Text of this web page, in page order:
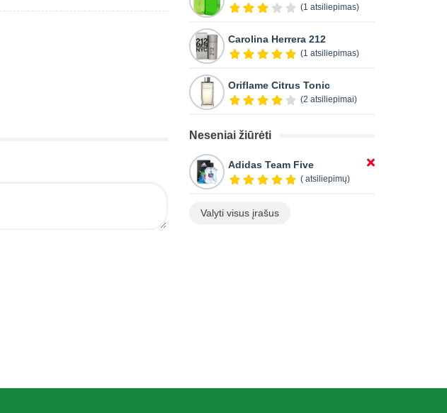
(1 atsiliepimas)
Carolina Herrera 212
(1 atsiliepimas)
Oriflame Citrus Tonic
(2 atsiliepimai)
Neseniai žiūrėti
Adidas Team Five
( atsiliepimų)
Valyti visus įrašus